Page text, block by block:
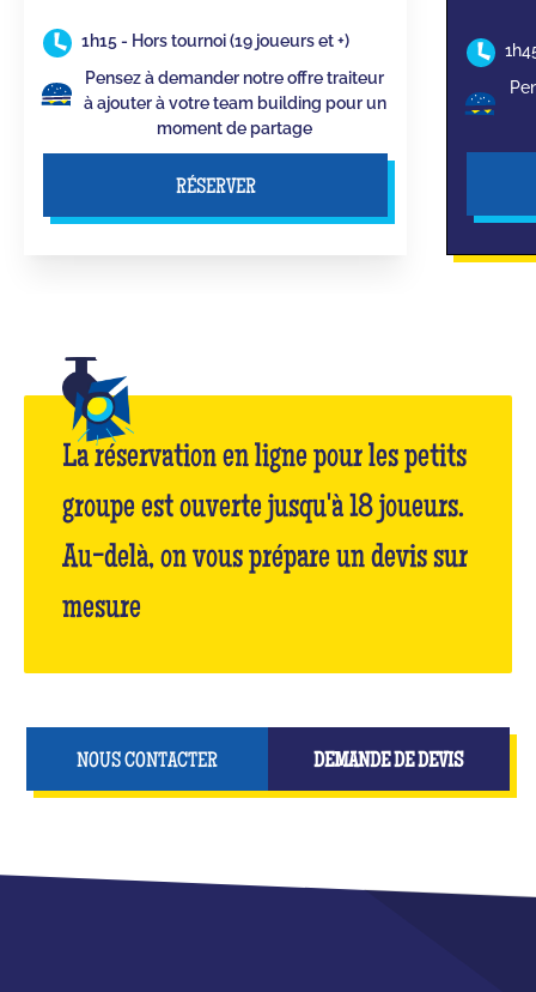
1h15 - Hors tournoi (19 joueurs et +)
Pensez à demander notre offre traiteur
à ajouter à votre team building pour un
moment de partage
RÉSERVER
La réservation en ligne pour les petits
groupe est ouverte jusqu'à 18 joueurs.
Au-delà, on vous prépare un devis sur
mesure
NOUS CONTACTER DEMANDE DE DEVIS